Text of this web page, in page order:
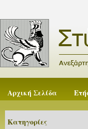
Αρχική Σελίδα
Κατηγορίες